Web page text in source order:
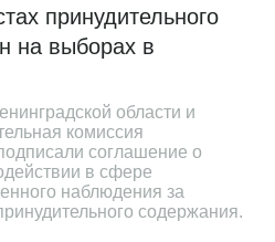
принудительного
на выборах в
области и
комиссия
соглашение о
в сфере
наблюдения за
содержания.